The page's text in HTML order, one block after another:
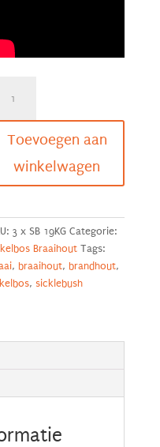
Toevoegen aan
winkelwagen
3 x SB 19KG Categorie:
Braaihout Tags:
, braaihout, brandhout,
, sicklebush